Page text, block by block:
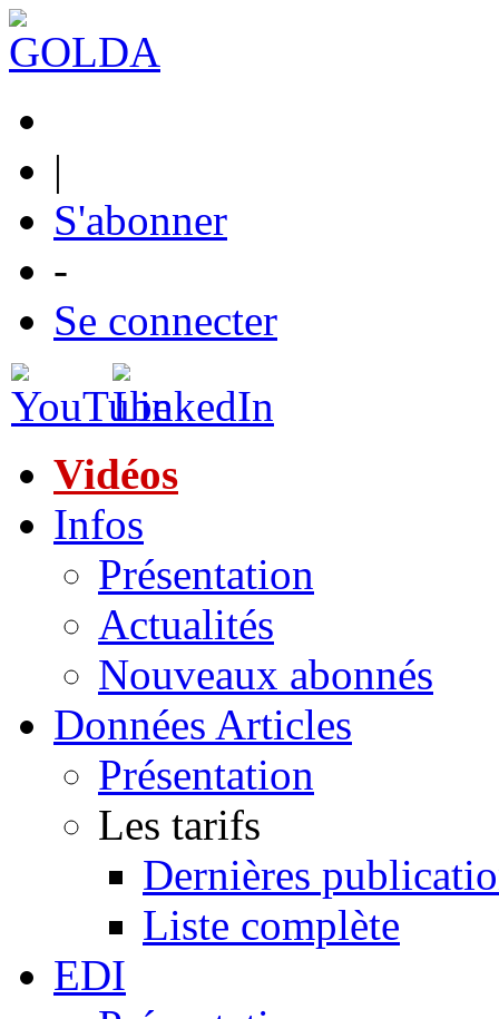
|
S'abonner
-
Se connecter
Vidéos
Infos
Présentation
Actualités
Nouveaux abonnés
Données Articles
Présentation
Les tarifs
Dernières
Liste complète
EDI